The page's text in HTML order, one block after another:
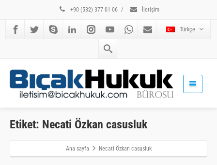
+90 (532) 377 01 06 / İletişim
Türkçe
Etiket: Necati Özkan casusluk
Ana sayfa Necati Özkan casusluk